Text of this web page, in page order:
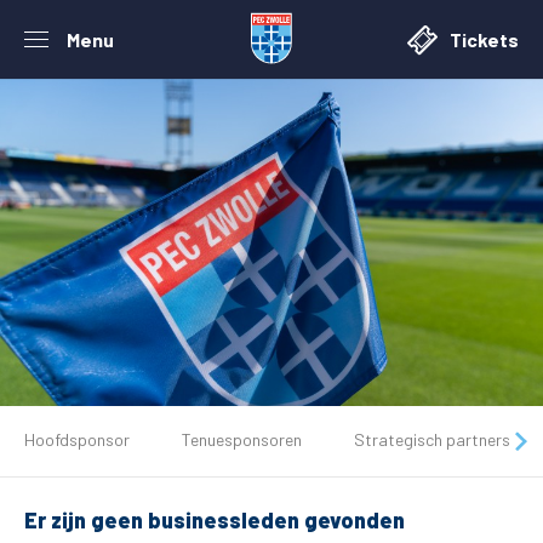
Menu Tickets
Tickets
Matchdays
Hoofdsponsor Tenuesponsoren Strategisch partners
Er zijn geen businessleden gevonden